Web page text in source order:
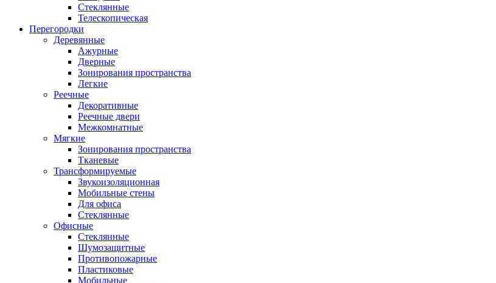
Стеклянные
Телескопическая
Перегородки
Деревянные
Ажурные
Дверные
Зонирования пространства
Легкие
Реечные
Декоративные
Реечные двери
Межкомнатные
Мягкие
Зонирования пространства
Тканевые
Трансформируемые
Звукоизоляционная
Мобильные стены
Для офиса
Стеклянные
Офисные
Стеклянные
Шумозащитные
Противопожарные
Пластиковые
Мобильные